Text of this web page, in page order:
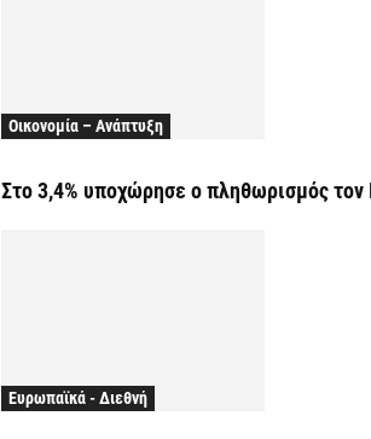
Οικονομία – Ανάπτυξη
Στο 3,4% υποχώρησε ο πληθωρισμός
Ευρωπαϊκά - Διεθνή